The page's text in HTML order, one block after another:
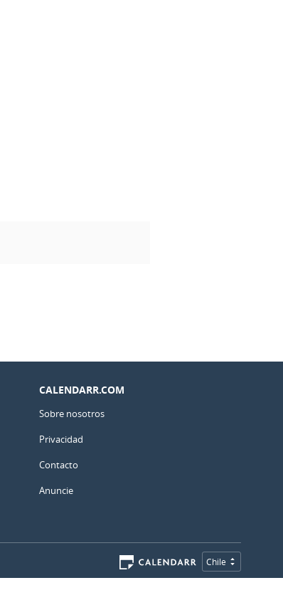
CALENDARR.COM
Sobre nosotros
Privacidad
Contacto
Anuncie
Chile